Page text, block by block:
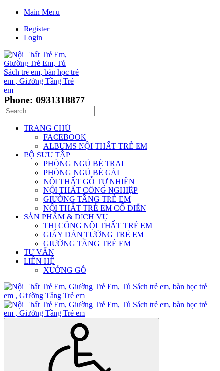
Main Menu
Register
Login
Phone: 0931318877
TRANG CHỦ
FACEBOOK
ALBUMS NỘI THẤT TRẺ EM
BỘ SƯU TẬP
PHÒNG NGỦ BÉ TRAI
PHÒNG NGỦ BÉ GÁI
NỘI THẤT GỖ TỰ NHIÊN
NỘI THẤT CÔNG NGHIỆP
GIƯỜNG TẦNG TRẺ EM
NỘI THẤT TRẺ EM CỔ ĐIỂN
SẢN PHẨM & DỊCH VỤ
THI CÔNG NỘI THẤT TRẺ EM
GIẤY DÁN TƯỜNG TRẺ EM
GIƯỜNG TẦNG TRẺ EM
TƯ VẤN
LIÊN HỆ
XƯỞNG GỖ